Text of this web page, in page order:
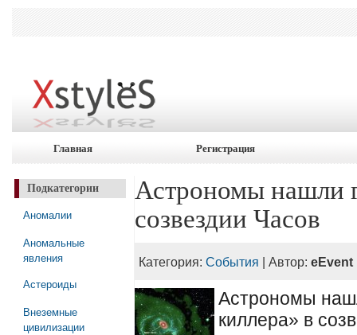
Главная Регистрация
Подкатегории
Аномалии
Аномальные
явления
Астероиды
Внеземные
цивилизации
Астрономы нашли
созвездии Часов
Категория:События | Автор:eEvent
Астрономы
киллера» в